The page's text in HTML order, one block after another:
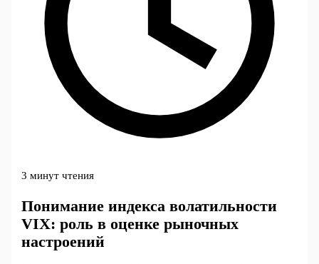
3 минут чтения
Понимание индекса волатильности
VIX: роль в оценке рыночных
настроений